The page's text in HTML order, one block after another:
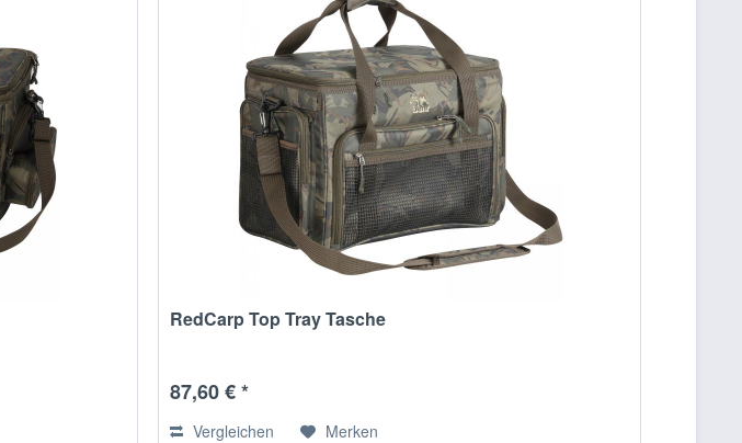
RedCarp Top Tray Tasche
87,60 € *
Vergleichen Merken